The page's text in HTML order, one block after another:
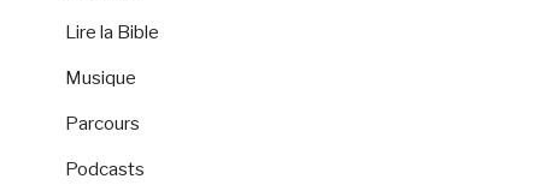
Lire la Bible
Musique
Parcours
Podcasts